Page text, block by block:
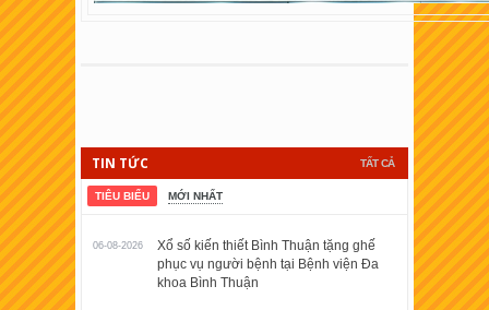
TẤT CẢ
TIN TỨC
TIÊU BIỂU MỚI NHẤT
06-08-2026
Xổ số kiến thiết Bình Thuận tặng ghế
phục vụ người bệnh tại Bệnh viện Đa
khoa Bình Thuận